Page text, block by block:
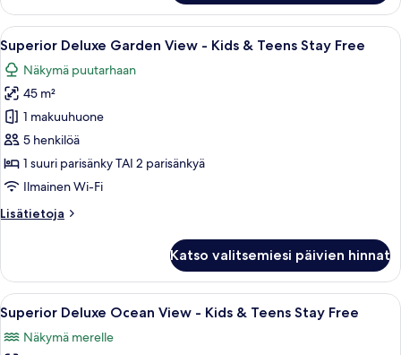
kuvat
Deluxe
Kids
Teens
Stay
Free
Avaa
kaikki
huonetyypin
Superior
Deluxe
Garden
View
-
&
Free
kuvat
Hotellihuone, jossa on kaksi
9
Superior Deluxe Garden View - Kids & Teens Stay Free
Näkymä puutarhaan
45 m²
1 makuuhuone
5 henkilöä
1 suuri parisänky TAI 2 parisänkyä
Ilmainen Wi-Fi
Lisätietoja
Lisätietoja
Garden
View
-
Kids
&
Katso valitsemiesi päivien hinnat
Avaa
kaikki
huonetyypin
Hotellihuone, jossa on sänky,
12
Superior Deluxe Ocean View - Kids & Teens Stay Free
Näkymä merelle